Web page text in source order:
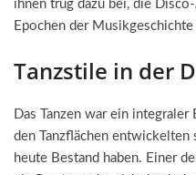
ihnen trug dazu bei, die
Epochen der Musikgeschichte
Tanzstile in der
Das Tanzen war ein
den Tanzflächen entwickelten
heute Bestand haben. Einer